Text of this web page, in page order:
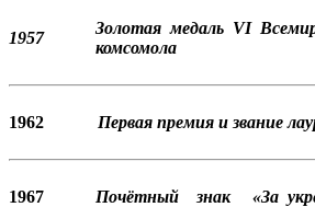
1957
Золотая медаль VI
комсомола
1962 Первая премия и звание
1967 Почётный знак «За